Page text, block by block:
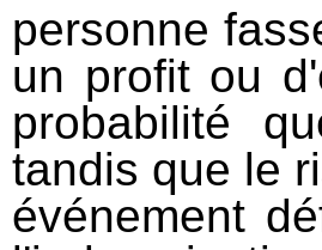
personne
un profit ou
probabilité
tandis que le
événement